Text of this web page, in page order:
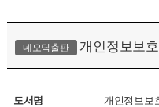
네오딕출판 개인정보보
도서명 개인정보보